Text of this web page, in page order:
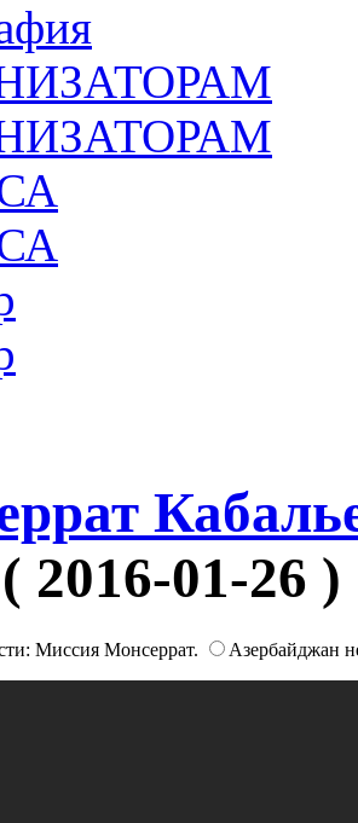
( 2016-01-26 )
Миссия Монсеррат. Азербайджан